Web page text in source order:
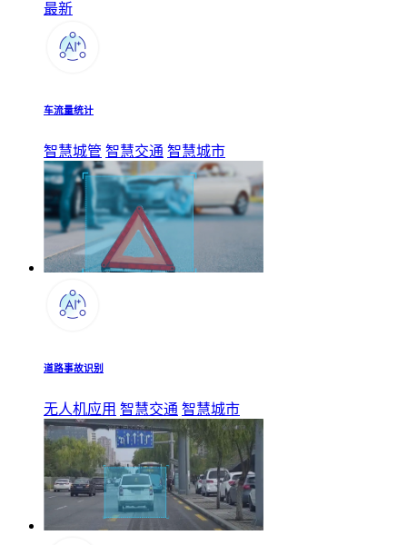
最新
车流量统计
智慧城管 智慧交通 智慧城市
道路事故识别
无人机应用 智慧交通 智慧城市